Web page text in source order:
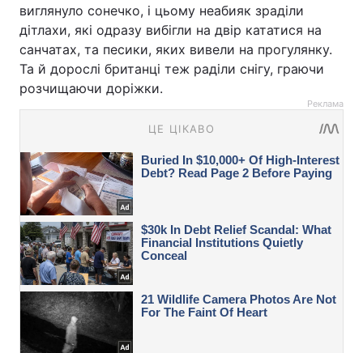
виглянуло сонечко, і цьому неабияк зраділи
дітлахи, які одразу вибігли на двір кататися на
санчатах, та песики, яких вивели на прогулянку.
Та й дорослі британці теж раділи снігу, граючи
розчищаючи доріжки.
Реклама